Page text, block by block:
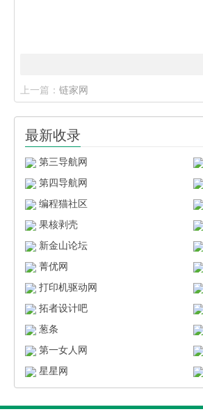
上一篇： 链家网
最新收录
第三导航网
第四导航网
编程猫社区
果核剥壳
新金山论坛
菁优网
打印机驱动网
拓者设计吧
葱条
第一女人网
星星网